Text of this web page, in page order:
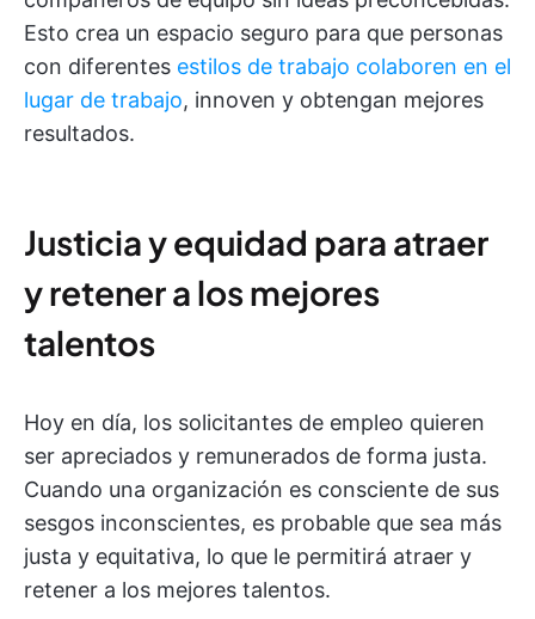
Esto crea un espacio seguro para que personas
con diferentes estilos de trabajo colaboren en el
lugar de trabajo, innoven y obtengan mejores
resultados.
Justicia y equidad para atraer
y retener a los mejores
talentos
Hoy en día, los solicitantes de empleo quieren
ser apreciados y remunerados de forma justa.
Cuando una organización es consciente de sus
sesgos inconscientes, es probable que sea más
justa y equitativa, lo que le permitirá atraer y
retener a los mejores talentos.